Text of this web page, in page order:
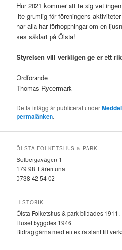
Hur 2021 kommer att te sig vet
lite grumlig för föreningens
har alla har förhoppningar om en
ses såklart på Ölsta!
Styrelsen vill verkligen ge er ett
Ordförande
Thomas Rydermark
Detta inlägg är publicerat under
permalänken.
ÖLSTA FOLKETSHUS & PARK
Solbergavägen 1
179 98 Färentuna
0738 42 54 02
HISTORIK
Ölsta Folketshus & park bildades 1911.
Huset byggdes 1946
Bidrag gärna med en extra slant till